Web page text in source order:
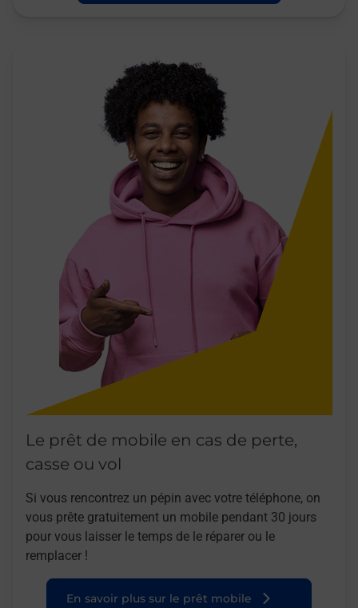
Le prêt de mobile en cas de perte,
casse ou vol
Si vous rencontrez un pépin avec votre téléphone, on
vous prête gratuitement un mobile pendant 30 jours
pour vous laisser le temps de le réparer ou le
remplacer !
En savoir plus sur le prêt mobile